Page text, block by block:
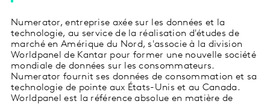
Numerator, entreprise axée sur les données et la
technologie, au service de la réalisation d'études de
marché en Amérique du Nord, s'associe à la division
Worldpanel de Kantar pour former une nouvelle société
mondiale de données sur les consommateurs.
Numerator fournitses données de consommation et sa
technologie de pointe aux États-Unis et au Canada.
Worldpanel est la référence absolue en matière de